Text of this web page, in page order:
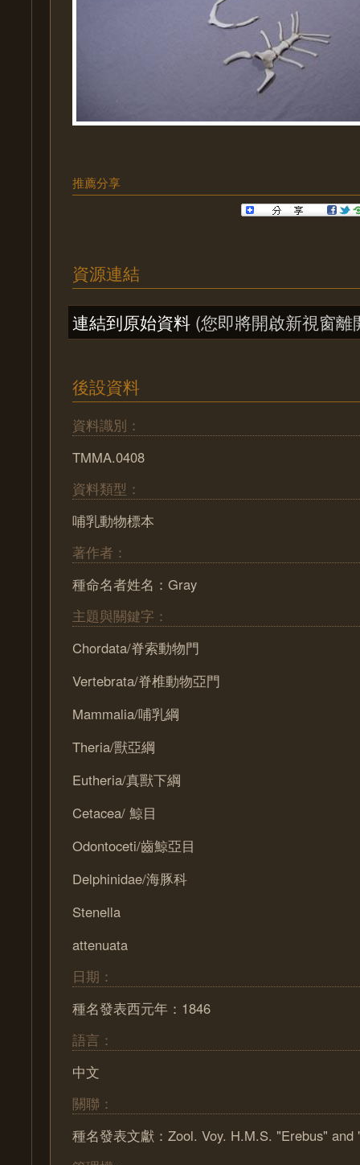
推薦分享
資源連結
連結到原始資料 (您即將開啟新視窗離
後設資料
資料識別：
TMMA.0408
資料類型：
哺乳動物標本
著作者：
種命名者姓名：Gray
主題與關鍵字：
Chordata/脊索動物門
Vertebrata/脊椎動物亞門
Mammalia/哺乳綱
Theria/獸亞綱
Eutheria/真獸下綱
Cetacea/ 鯨目
Odontoceti/齒鯨亞目
Delphinidae/海豚科
Stenella
attenuata
日期：
種名發表西元年：1846
語言：
中文
關聯：
種名發表文獻：Zool. Voy. H.M.S. "Erebus" and